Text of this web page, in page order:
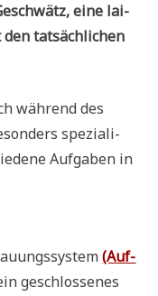
eine lai­
tat­säch­li­chen
wäh­rend des
spe­zia­li­
Auf­ga­ben in
(Auf­
geschlos­se­nes